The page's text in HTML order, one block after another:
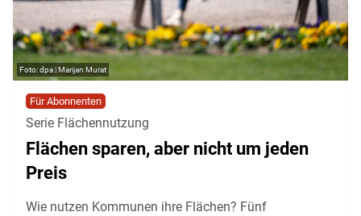
dpa | Marijan Murat
Für Abonnenten
Serie Flächennutzung
Flächen sparen, aber nicht um jeden
Preis
Wie nutzen Kommunen ihre Flächen? Fünf